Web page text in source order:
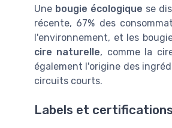
Une bougie écologique se
récente, 67% des
l'environnement, et les
cire naturelle, comme la
également l'origine des
circuits courts.
Labels et